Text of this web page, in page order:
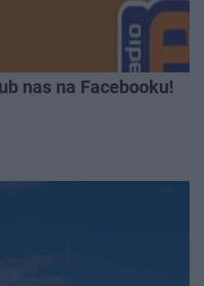
nas na Facebooku!